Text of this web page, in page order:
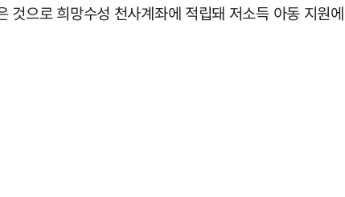
것으로 희망수성 천사계좌에 적립돼 저소득 아동 지